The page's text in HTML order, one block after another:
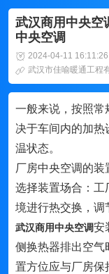
武汉商用中央空
中央空调
2024-04-11 16:11:26
武汉市佳喻暖通工程
一般来说，按照常
决于车间内的加热
温状态。
厂房中央空调的装
选择装置场合：工
境进行热交换，调
武汉商用中央空调安
侧换热器排出空气
置方位应与厂房保